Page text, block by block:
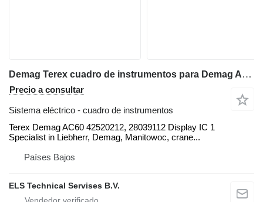
Demag Terex cuadro de instrumentos para Demag AC60 grúa móvil
Precio a consultar
Sistema eléctrico - cuadro de instrumentos
Terex Demag AC60 42520212, 28039112 Display IC 1
Specialist in Liebherr, Demag, Manitowoc, crane...
Países Bajos
ELS Technical Servises B.V.